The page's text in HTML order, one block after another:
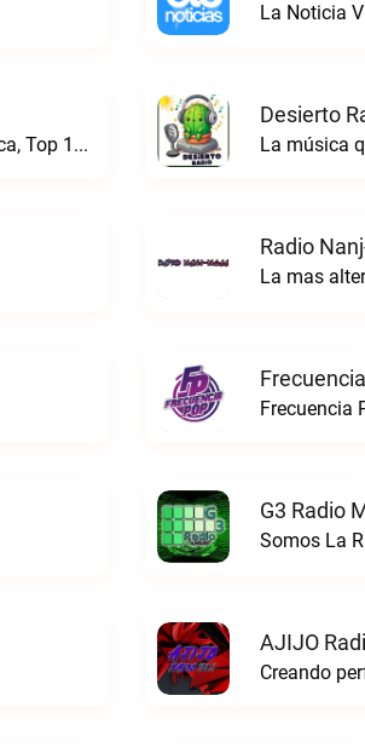
La Noticia
Online Radio, música electrónica en vivo, cultura electrónica, Top 10 semanal, videos, descargasTronicaFM live
Desierto
La música
Radio
La mas
Frecuencia
G3 Radio
Somos La
AJIJO